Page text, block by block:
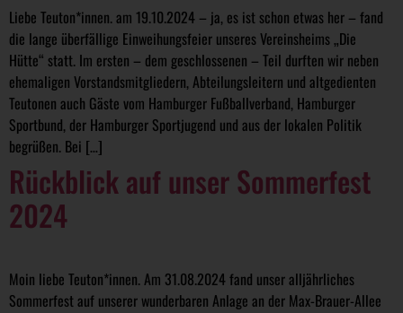
Liebe Teuton*innen. am 19.10.2024 – ja, es ist schon etwas her – fand
die lange überfällige Einweihungsfeier unseres Vereinsheims „Die
Hütte“ statt. Im ersten – dem geschlossenen – Teil durften wir neben
ehemaligen Vorstandsmitgliedern, Abteilungsleitern und altgedienten
Teutonen auch Gäste vom Hamburger Fußballverband, Hamburger
Sportbund, der Hamburger Sportjugend und aus der lokalen Politik
begrüßen. Bei […]
Rückblick auf unser Sommerfest
2024
Moin liebe Teuton*innen. Am 31.08.2024 fand unser alljährliches
Sommerfest auf unserer wunderbaren Anlage an der Max-Brauer-Allee